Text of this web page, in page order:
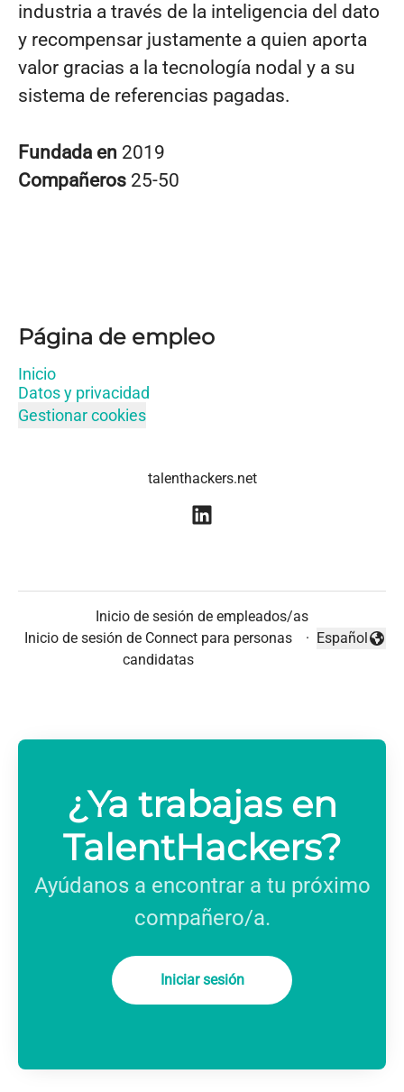
industria a través de la inteligencia del dato
y recompensar justamente a quien aporta
valor gracias a la tecnología nodal y a su
sistema de referencias pagadas.
Fundada en 2019
Compañeros 25-50
Página de empleo
Inicio
Datos y privacidad
Gestionar cookies
talenthackers.net
Inicio de sesión de empleados/as
Inicio de sesión de Connect para personas
candidatas
·
Cambiar
Español
¿Ya trabajas en
TalentHackers?
Ayúdanos a encontrar a tu próximo
compañero/a.
Iniciar sesión